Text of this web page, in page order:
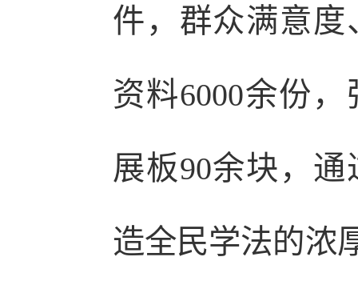
件，群众满意
资料6000余份
展板90余块，
造全民学法的浓